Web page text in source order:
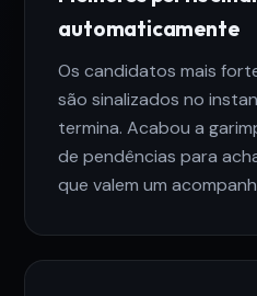
automaticamente
Os candidatos mais
são sinalizados no
termina. Acabou a
de pendências para
que valem um